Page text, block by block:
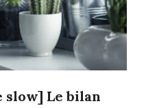
slow] Le bilan